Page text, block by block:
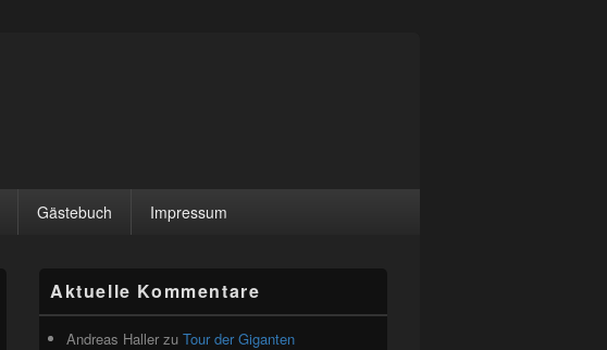
Gästebuch Impressum
Seitenleisten
Widget-
Bereich
Aktuelle Kommentare
Andreas Haller zu Tour der Giganten